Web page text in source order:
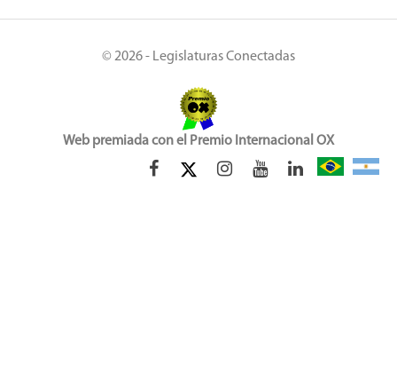
© 2026 - Legislaturas Conectadas
Web premiada con el Premio Internacional OX